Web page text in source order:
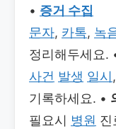
• 증거 수집
문자, 카톡, 녹
정리해두세요.
사건 발생 일시 ,
기록하세요. •
필요시 병원 진